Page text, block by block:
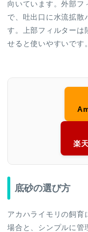
向いています。外部フ
で、吐出口に水流拡散
す。上部フィルターは
せると使いやすいです。
楽
底砂の選び方
アカハライモリの飼育
場合と、シンプルに管